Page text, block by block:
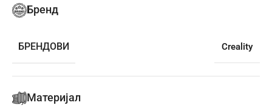
Бренд
БРЕНДОВИ Creality
Материјал